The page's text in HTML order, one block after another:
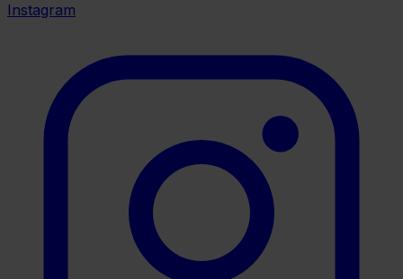
Instagram